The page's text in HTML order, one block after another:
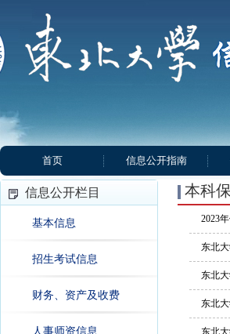
首页 信息公开指南
信息公开栏目
基本信息
招生考试信息
财务、资产及收费
人事师资信息
本科
2023
东北
东北
东北
东北